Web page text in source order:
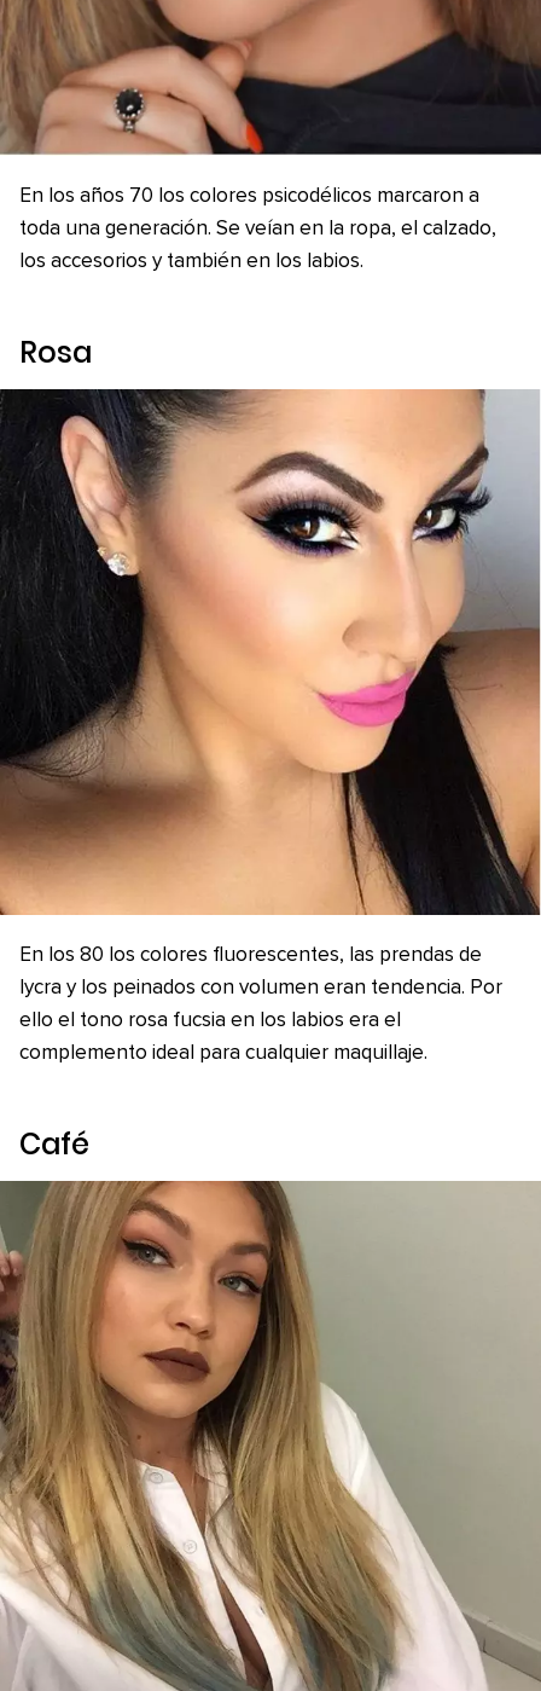
En los años 70 los colores psicodélicos marcaron a
toda una generación. Se veían en la ropa, el calzado,
los accesorios y también en los labios.
Rosa
En los 80 los colores fluorescentes, las prendas de
lycra y los peinados con volumen eran tendencia. Por
ello el tono rosa fucsia en los labios era el
complemento ideal para cualquier maquillaje.
Café